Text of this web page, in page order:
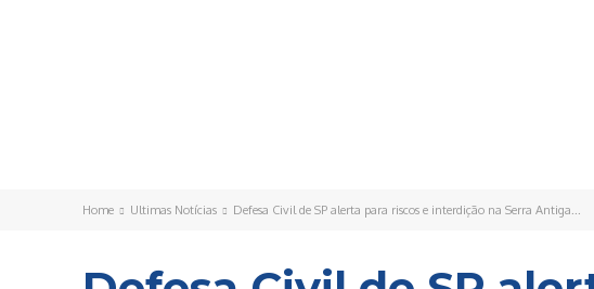
Home Ultimas Notícias Defesa Civil de SP alerta para riscos e interdição na Serra Antiga...